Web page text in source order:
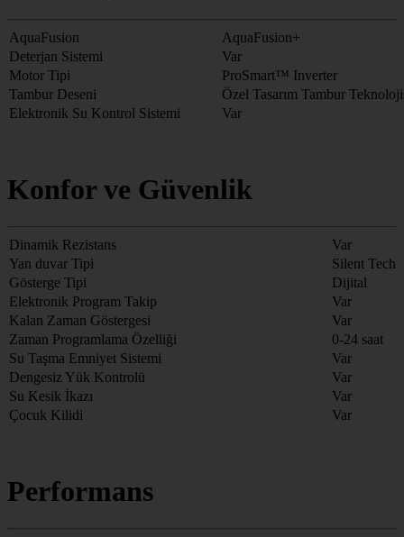
AquaFusion
AquaFusion+
Deterjan Sistemi
Var
Motor Tipi
ProSmart™ Inverter
Tambur Deseni
Özel Tasarım Tambur
Elektronik Su Kontrol Sistemi
Var
Konfor ve Güvenlik
Dinamik Rezistans
Var
Yan duvar Tipi
Silent Tech
Gösterge Tipi
Dijital
Elektronik Program Takip
Var
Kalan Zaman Göstergesi
Var
Zaman Programlama Özelliği
0-24 saat
Su Taşma Emniyet Sistemi
Var
Dengesiz Yük Kontrolü
Var
Su Kesik İkazı
Var
Çocuk Kilidi
Var
Performans